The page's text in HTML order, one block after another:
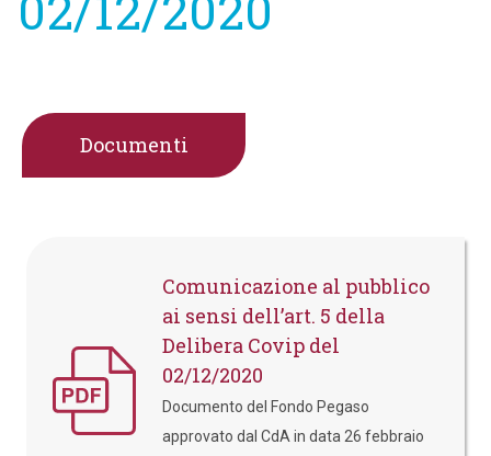
Documenti
Comunicazione al pubblico
ai sensi dell’art. 5 della
Delibera Covip del
02/12/2020
Documento del Fondo Pegaso
approvato dal CdA in data 26 febbraio